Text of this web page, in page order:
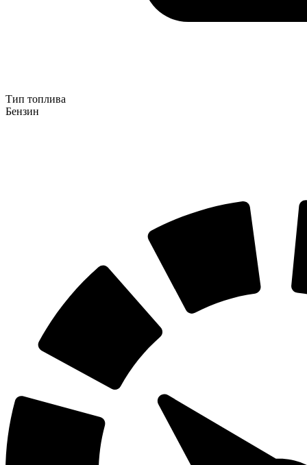
Тип топлива
Бензин